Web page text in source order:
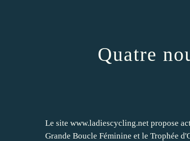
Quatre
Le site www.ladiescycling.net propose
Grande Boucle Féminine et le Trophée